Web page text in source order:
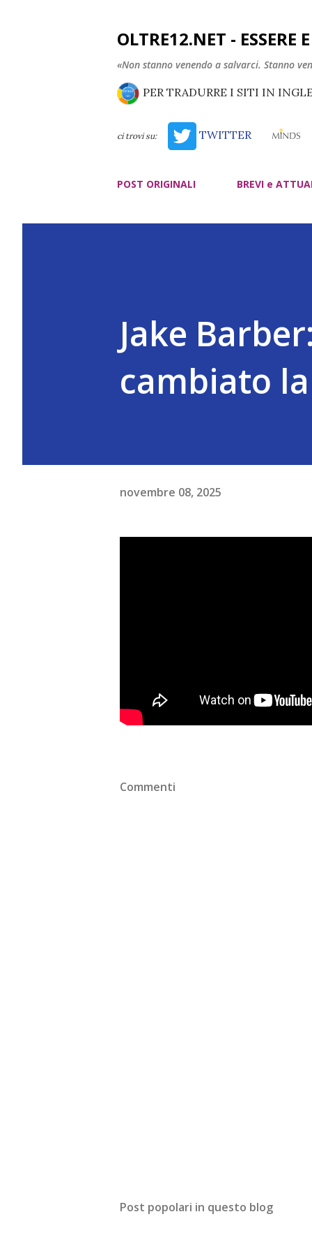
OLTRE12.NET - ESSERE
«Non stanno venendo a salvarci. Stanno
PER TRADURRE I SITI IN
ci trovi su: TWITTER
POST ORIGINALI BREVI e
Jake
cambiato
novembre 08, 2025
Commenti
Post popolari in questo blog